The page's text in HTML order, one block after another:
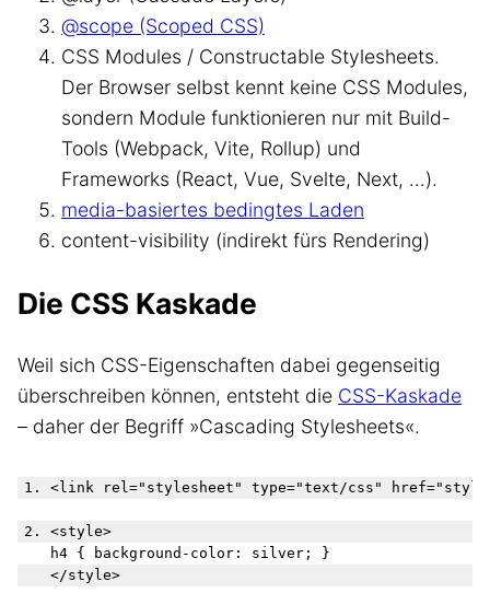
@scope (Scoped CSS)
CSS Modules / Constructable Stylesheets.
Der Browser selbst kennt keine CSS Modules,
sondern Module funktionieren nur mit Build-
Tools (Webpack, Vite, Rollup) und
Frameworks (React, Vue, Svelte, Next, …).
media-basiertes bedingtes Laden
content-visibility (indirekt fürs Rendering)
Die CSS Kaskade
Weil sich CSS-Eigenschaften dabei gegenseitig
überschreiben können, entsteht die CSS-Kaskade
– daher der Begriff »Cascading Stylesheets«.
1. <link rel="stylesheet" type="text/css"
2. <style>
   h4 { background-color: silver; }
   </style>